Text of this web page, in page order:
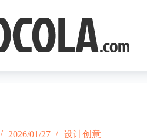
2026/01/27 设计创意